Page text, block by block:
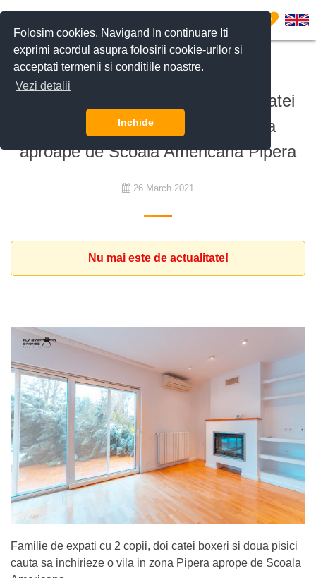
Folosim cookies. Navigand In continuare Iti
exprimi acordul asupra folosirii cookie-urilor si
acceptati termenii si conditiile noastre.
Vezi detalii
Inchide
0
De închiriat
Familie de expati cu 2 copii, doi catei
boxeri si doua pisici cauta o vila
aproape de Scoala Americana Pipera
26 March 2021
Nu mai este de actualitate!
Familie de expati cu 2 copii, doi catei boxeri si doua pisici
cauta sa inchirieze o vila in zona Pipera aprope de Scoala